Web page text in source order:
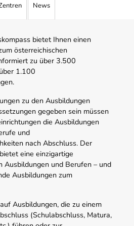
News
bietet Ihnen einen
österreichischen
zu über 3.500
1.100
zu den Ausbildungen
gegeben sein müssen
die Ausbildungen
und
nach Abschluss. Der
eine einzigartige
Ausbildungen und Berufen – und
Ausbildungen zum
Ausbildungen, die zu einem
(Schulabschluss, Matura,